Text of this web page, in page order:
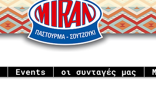
Events οι συνταγές μας